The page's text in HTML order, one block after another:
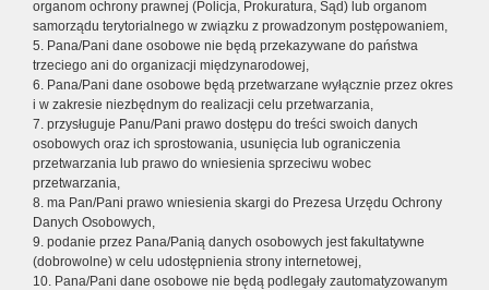
organom ochrony prawnej (Policja, Prokuratura, Sąd) lub organom
samorządu terytorialnego w związku z prowadzonym postępowaniem,
5. Pana/Pani dane osobowe nie będą przekazywane do państwa
trzeciego ani do organizacji międzynarodowej,
6. Pana/Pani dane osobowe będą przetwarzane wyłącznie przez okres
i w zakresie niezbędnym do realizacji celu przetwarzania,
7. przysługuje Panu/Pani prawo dostępu do treści swoich danych
osobowych oraz ich sprostowania, usunięcia lub ograniczenia
przetwarzania lub prawo do wniesienia sprzeciwu wobec
przetwarzania,
8. ma Pan/Pani prawo wniesienia skargi do Prezesa Urzędu Ochrony
Danych Osobowych,
9. podanie przez Pana/Panią danych osobowych jest fakultatywne
(dobrowolne) w celu udostępnienia strony internetowej,
10. Pana/Pani dane osobowe nie będą podlegały zautomatyzowanym